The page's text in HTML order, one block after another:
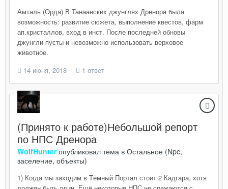
Амталь (Орда) В Танаанских джунглях Дренора была
возможность: развитие сюжета, выполнение квестов, фарм
ап.кристаллов, вход в инст. После последней обновы
джунгли пусты и невозможно использовать верховое
животное.
14 июня, 2018
1 ответ
(Принято к работе)Небольшой репорт
по НПС Дренора
WolfHunterопубликовал тема в Остальное (Npc,
заселение, объекты)
1) Когда мы заходим в Тёмный Портал стоит 2 Кадгара, хотя